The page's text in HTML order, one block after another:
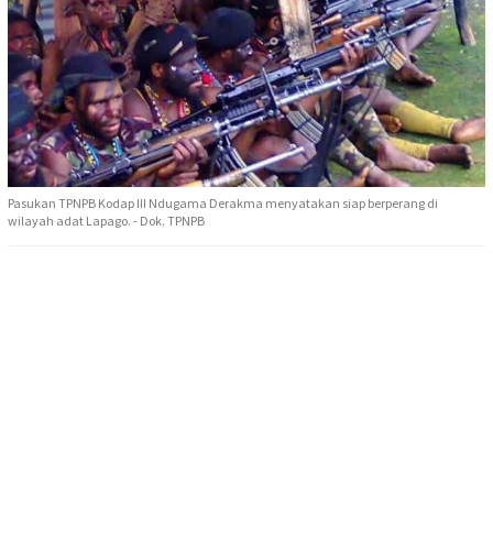
Pasukan TPNPB Kodap III Ndugama Derakma menyatakan siap berperang di
wilayah adat Lapago. - Dok. TPNPB